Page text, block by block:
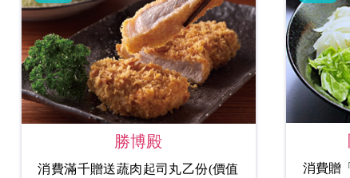
勝博殿
消費滿千贈送蔬肉起司丸乙份(價值
消費贈